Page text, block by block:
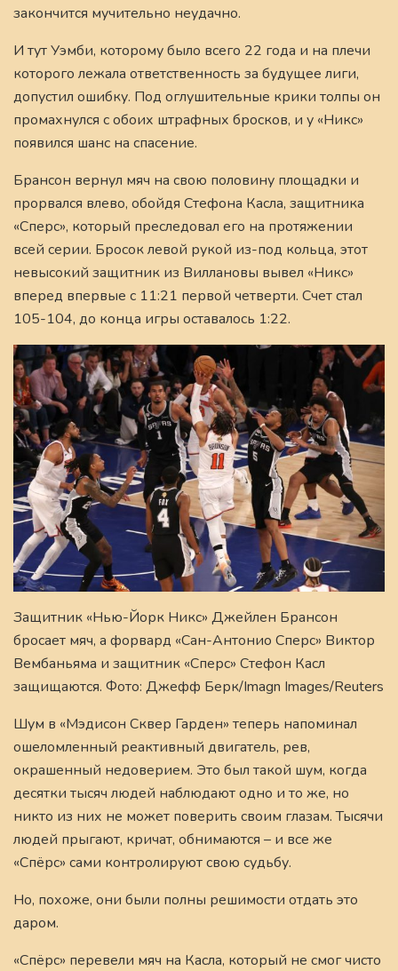
закончится мучительно неудачно.
И тут Уэмби, которому было всего 22 года и на плечи
которого лежала ответственность за будущее лиги,
допустил ошибку. Под оглушительные крики толпы он
промахнулся с обоих штрафных бросков, и у «Никс»
появился шанс на спасение.
Брансон вернул мяч на свою половину площадки и
прорвался влево, обойдя Стефона Касла, защитника
«Сперс», который преследовал его на протяжении
всей серии. Бросок левой рукой из-под кольца, этот
невысокий защитник из Виллановы вывел «Никс»
вперед впервые с 11:21 первой четверти. Счет стал
105-104, до конца игры оставалось 1:22.
Защитник «Нью-Йорк Никс» Джейлен Брансон
бросает мяч, а форвард «Сан-Антонио Сперс» Виктор
Вембаньяма и защитник «Сперс» Стефон Касл
защищаются. Фото: Джефф Берк/Imagn Images/Reuters
Шум в «Мэдисон Сквер Гарден» теперь напоминал
ошеломленный реактивный двигатель, рев,
окрашенный недоверием. Это был такой шум, когда
десятки тысяч людей наблюдают одно и то же, но
никто из них не может поверить своим глазам. Тысячи
людей прыгают, кричат, обнимаются – и все же
«Спёрс» сами контролируют свою судьбу.
Но, похоже, они были полны решимости отдать это
даром.
«Спёрс» перевели мяч на Касла, который не смог чисто